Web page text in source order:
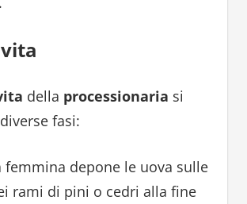
della processionaria si
fasi:
femmina depone le uova sulle
rami di pini o cedri alla fine